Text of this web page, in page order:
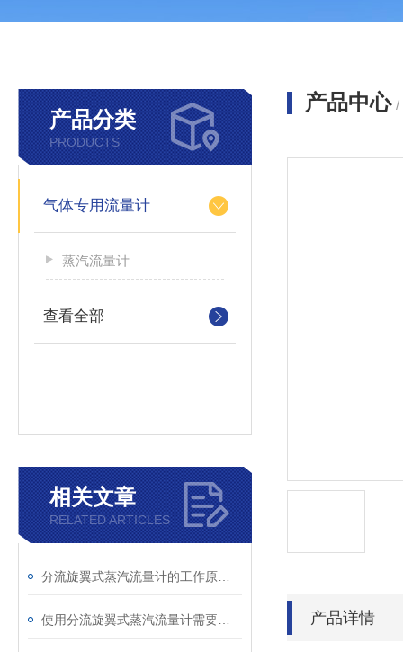
产品分类
PRODUCTS
气体专用流量计
蒸汽流量计
查看全部
相关文章
RELATED ARTICLES
产品中心 /
产品详情